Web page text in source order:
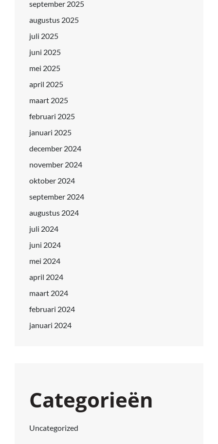
september 2025
augustus 2025
juli 2025
juni 2025
mei 2025
april 2025
maart 2025
februari 2025
januari 2025
december 2024
november 2024
oktober 2024
september 2024
augustus 2024
juli 2024
juni 2024
mei 2024
april 2024
maart 2024
februari 2024
januari 2024
Categorieën
Uncategorized